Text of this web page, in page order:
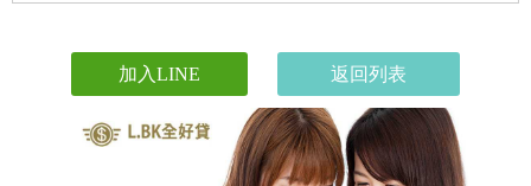
加入LINE 返回列表